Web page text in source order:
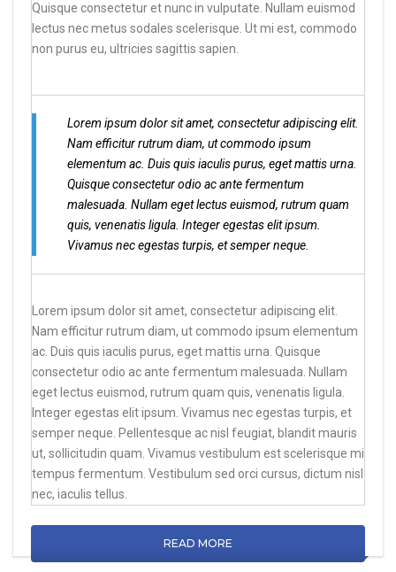
Quisque consectetur et nunc in vulputate. Nullam euismod
lectus nec metus sodales scelerisque. Ut mi est, commodo
non purus eu, ultricies sagittis sapien.
Lorem ipsum dolor sit amet, consectetur adipiscing elit.
Nam efficitur rutrum diam, ut commodo ipsum
elementum ac. Duis quis iaculis purus, eget mattis urna.
Quisque consectetur odio ac ante fermentum
malesuada. Nullam eget lectus euismod, rutrum quam
quis, venenatis ligula. Integer egestas elit ipsum.
Vivamus nec egestas turpis, et semper neque.
Lorem ipsum dolor sit amet, consectetur adipiscing elit.
Nam efficitur rutrum diam, ut commodo ipsum elementum
ac. Duis quis iaculis purus, eget mattis urna. Quisque
consectetur odio ac ante fermentum malesuada. Nullam
eget lectus euismod, rutrum quam quis, venenatis ligula.
Integer egestas elit ipsum. Vivamus nec egestas turpis, et
semper neque. Pellentesque ac nisl feugiat, blandit mauris
ut, sollicitudin quam. Vivamus vestibulum est scelerisque mi
tempus fermentum. Vestibulum sed orci cursus, dictum nisl
nec, iaculis tellus.
READ MORE